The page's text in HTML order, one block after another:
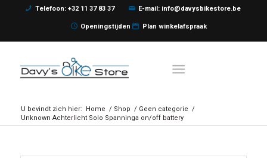
Telefoon: +32 11 37 83 37 E-mail: info@davysbikestore.be
Openingstijden Plan winkelafspraak
U bevindt zich hier: Home / Shop / Geen categorie /
Unknown Achterlicht Solo Spanninga on/off battery